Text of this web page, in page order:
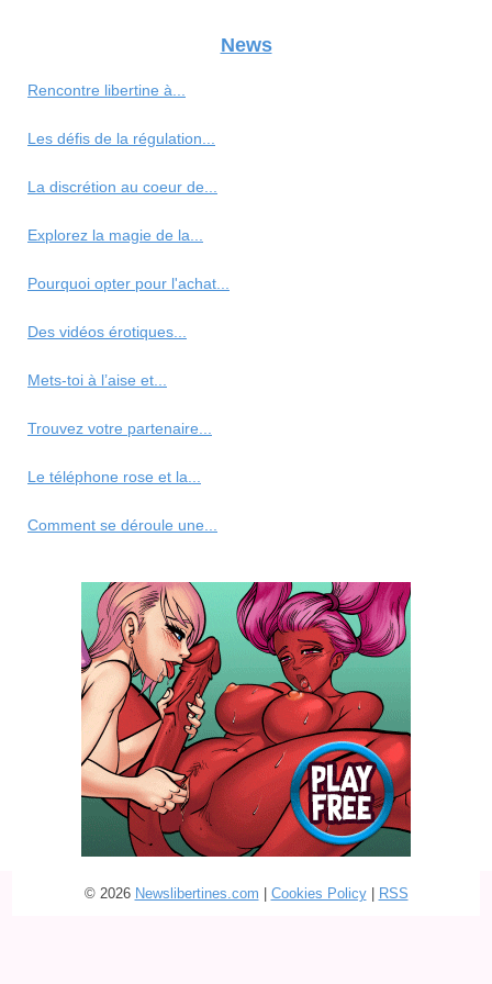
News
Rencontre libertine à...
Les défis de la régulation...
La discrétion au coeur de...
Explorez la magie de la...
Pourquoi opter pour l'achat...
Des vidéos érotiques...
Mets-toi à l’aise et...
Trouvez votre partenaire...
Le téléphone rose et la...
Comment se déroule une...
© 2026 Newslibertines.com Cookies Policy| RSS